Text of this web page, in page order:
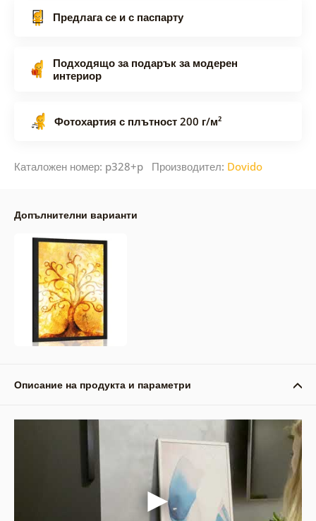
Предлага се и с паспарту
Подходящо за подарък за модерен
интериор
Фотохартия с плътност 200 г/м²
Каталожен номер: p328+p Производител: Dovido
Допълнителни варианти
Описание на продукта и параметри